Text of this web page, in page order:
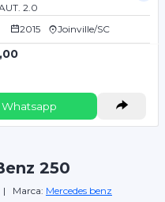
2.0
2015 Joinville/SC
Whatsapp
250
| Marca: Mercedes benz